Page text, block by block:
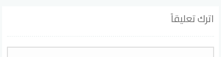
اترك تعليقاً